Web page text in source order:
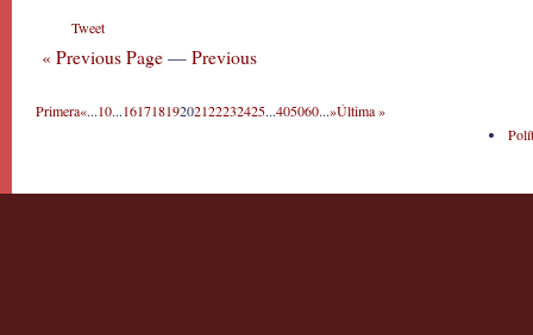
Tweet
« Previous Page — Previous
Primera«...10...16171819202122232425...405060...»Última »